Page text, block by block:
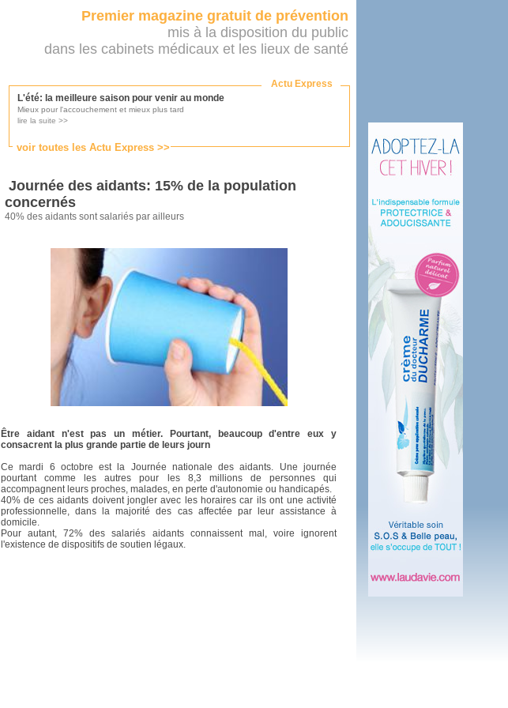
Premier magazine gratuit de prévention
mis à la disposition du public
dans les cabinets médicaux et les lieux de santé
Actu Express
voir toutes les Actu Express >>
L'été: la meilleure saison pour venir au monde
Mieux pour l'accouchement et mieux plus tard
lire la suite >>
Consultés par l'Ordre des médecins, pas par le ministère...
lire la suite >>
La pub au service des praticiens?
DMP, l'Arlésienne va devenir réalité
Déploiement prévu au 4ème trimestre 2016
Soins palliatifs: 40 millions de plus en 2016
La journée mondiale des soins palliatifs n'a pas été inutile
lire la suite >>
Journée des aidants: 15% de la population
concernés
40% des aidants sont salariés par ailleurs
Être aidant n'est pas un métier. Pourtant, beaucoup d'entre eux y
consacrent la plus grande partie de leurs journ
Ce mardi 6 octobre est la Journée nationale des aidants. Une journée
pourtant comme les autres pour les 8,3 millions de personnes qui
accompagnent leurs proches, malades, en perte d'autonomie ou handicapés.
40% de ces aidants doivent jongler avec les horaires car ils ont une activité
professionnelle, dans la majorité des cas affectée par leur assistance à
domicile.
Pour autant, 72% des salariés aidants connaissent mal, voire ignorent
l'existence de dispositifs de soutien légaux.